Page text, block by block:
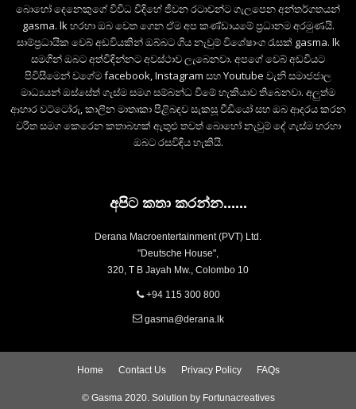
බොහෝ දෙනෙකුගේ විවිධ විදිහේ ජීවන රටාවන්ට ගැලපෙන අන්තර්ගතයන්
gasma. lk හරහා ඔබ වෙත ගෙන ඒම අප කණ්ඩායමේ ප්‍රධානම අරමුණයි.
සාම්ප්‍රධායික වෙබ් අඩවියකින් ඔබ්බට ගිය නැවුම් විශේෂාංග රැසක් gasma. lk
සමගින් ඔබට අත්විඳින්නට අවස්ථාව ලැබෙනවා. අපගේ වෙබ් අඩවියට
පිවිසීමෙන් වගේම facebook, Instagram සහ Youtube වැනි සමාජජාල
මාධ්‍යයන් ඔස්සේත් ගැස්ම සමග සම්බන්ධ වීමේ හැකියාව තිබෙනවා. අලුත්ම
ආහාර වට්ටෝරු, කාලීන මාතෘකා පිළිබඳව සැකසූ වීඩියෝ සහ ඔබ ආදරය කරන
චරිත සමග කෙරෙන කතාබහක් ඇතුළු තවත් බොහෝ නැවුම් දේ ගැස්ම හරහා
ඔබට රසවිඳිය හැකියි.
අපිට කතා කරන්න......
Derana Macroentertainment (PVT) Ltd.
"Deutsche House",
320, T B Jayah Mw., Colombo 10
+94 115 300 800
gasma@derana.lk
Home Contact Us Privacy Policy FAQs
© Gasma 2020. Solution by Fortunacreatives